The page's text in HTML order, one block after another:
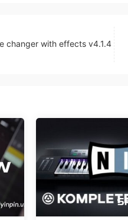
or your mixing
808.
SubBassDoctor808/
with patched.
changer with effects v4.1.4